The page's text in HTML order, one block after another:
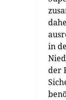
in
der